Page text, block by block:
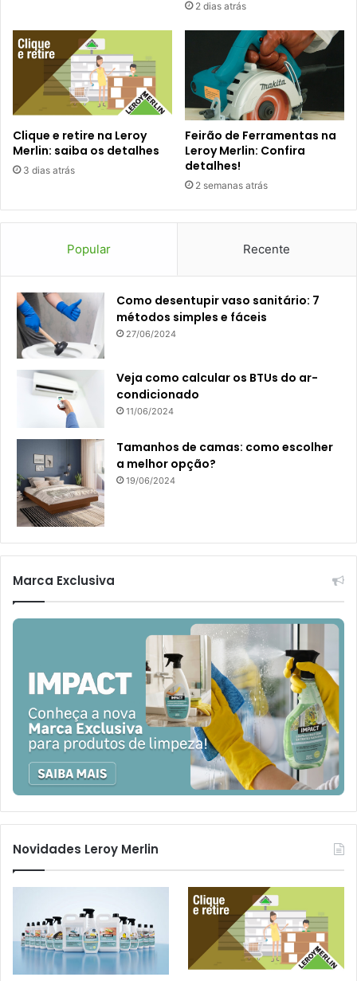
2 dias atrás
Clique e retire na Leroy
Merlin: saiba os detalhes
3 dias atrás
Feirão de Ferramentas na
Leroy Merlin: Confira
detalhes!
2 semanas atrás
Popular Recente
Como desentupir vaso sanitário: 7
métodos simples e fáceis
27/06/2024
Veja como calcular os BTUs do ar-
condicionado
11/06/2024
Tamanhos de camas: como escolher
a melhor opção?
19/06/2024
Marca Exclusiva
Novidades Leroy Merlin